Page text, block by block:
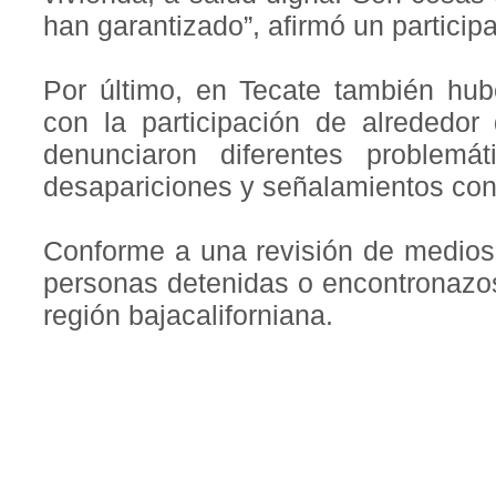
han garantizado”, afirmó un
Por último, en Tecate también
con la participación de
denunciaron diferentes
desapariciones y señalamientos
Conforme a una revisión de
personas detenidas o
región bajacaliforniana.